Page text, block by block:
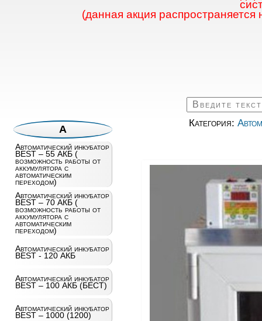
(данная акция
А
Автоматический инкубатор
BEST – 55 АКБ (
возможность работы от
аккумулятора с
автоматическим
переходом)
Автоматический инкубатор
BEST – 70 АКБ (
возможность работы от
аккумулятора с
автоматическим
переходом)
Автоматический инкубатор
BEST - 120 АКБ
Автоматический инкубатор
BEST – 100 АКБ (БЕСТ)
Автоматический инкубатор
BEST – 1000 (1200)
Категория: